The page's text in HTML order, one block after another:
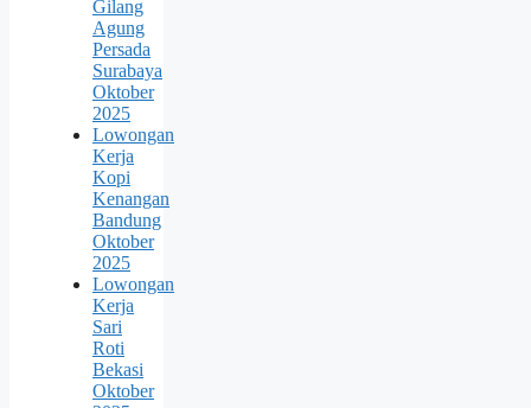
Gilang
Agung
Persada
Surabaya
Oktober
2025
Lowongan
Kerja
Kopi
Kenangan
Bandung
Oktober
2025
Lowongan
Kerja
Sari
Roti
Bekasi
Oktober